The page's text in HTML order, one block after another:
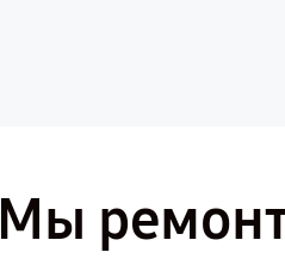
Мы